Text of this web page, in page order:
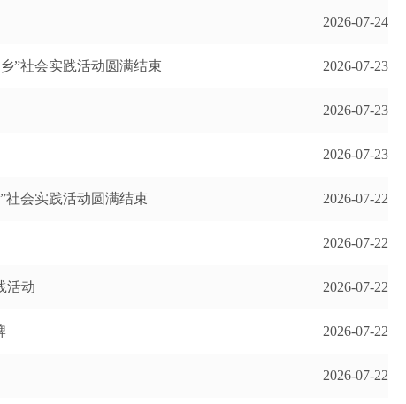
2026-07-24
”社会实践活动圆满结束 2026-07-23
2026-07-23
2026-07-23
会实践活动圆满结束 2026-07-22
2026-07-22
活动 2026-07-22
2026-07-22
2026-07-22